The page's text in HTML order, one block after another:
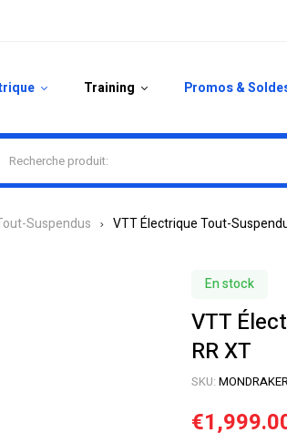
Training Promos &
Suspendus VTT Électrique Tout-
En stock
VTT
RR XT
SKU:
€